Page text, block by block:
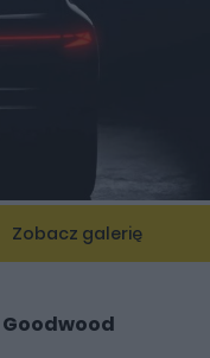
Zobacz galerię
Goodwood